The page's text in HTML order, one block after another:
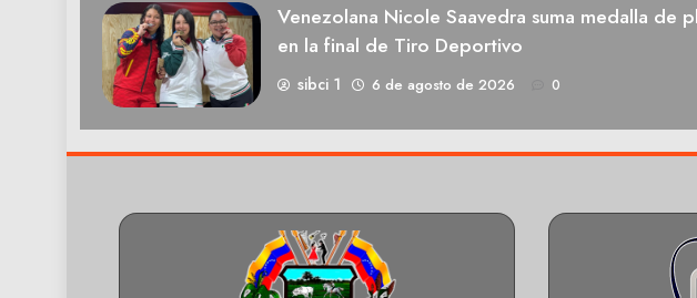
Venezolana Nicole Saavedra suma medalla de
en la final de Tiro Deportivo
sibci 1 6 de agosto de 2026 0